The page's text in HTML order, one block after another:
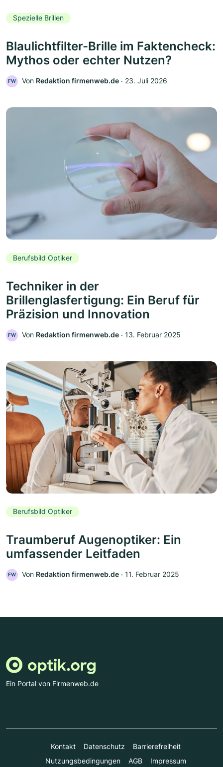
Spezielle Brillen
Blaulichtfilter-Brille im Faktencheck:
Mythos oder echter Nutzen?
FW Von Redaktion firmenweb.de ‧ 23. Juli 2026
Berufsbild Optiker
Techniker in der
Brillenglasfertigung: Ein Beruf für
Präzision und Innovation
FW Von Redaktion firmenweb.de ‧ 13. Februar 2025
Berufsbild Optiker
Traumberuf Augenoptiker: Ein
umfassender Leitfaden
FW Von Redaktion firmenweb.de ‧ 11. Februar 2025
Ein Portal von Firmenweb.de
Kontakt Datenschutz
Barrierefreiheit
Nutzungsbedingungen
AGB Impressum